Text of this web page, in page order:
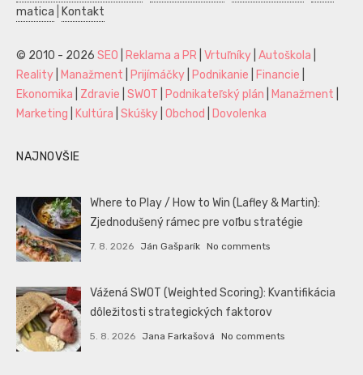
matica
Kontakt
© 2010 - 2026 SEO Reklama a PR Vrtuľníky Autoškola
Reality
Manažment Prijímáčky Podnikanie Financie
Ekonomika
Zdravie SWOT Podnikateľský plán Manažment
Marketing
Kultúra Skúšky Obchod Dovolenka
NAJNOVŠIE
Where to Play / How to Win (Lafley & Martin):
Zjednodušený rámec pre voľbu stratégie
7. 8. 2026 Ján Gašparík No comments
Vážená SWOT (Weighted Scoring): Kvantifikácia
dôležitosti strategických faktorov
5. 8. 2026 Jana Farkašová No comments